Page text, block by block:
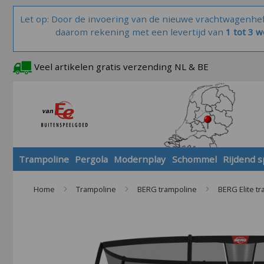
Let op: Door de invoering van de nieuwe
daarom rekening met een levertijd van 1 tot 3
Veel artikelen gratis verzending NL & BE
Trampoline Pergola Modernplay Schommel Rijdend
Home Trampoline BERG trampoline BERG Elite